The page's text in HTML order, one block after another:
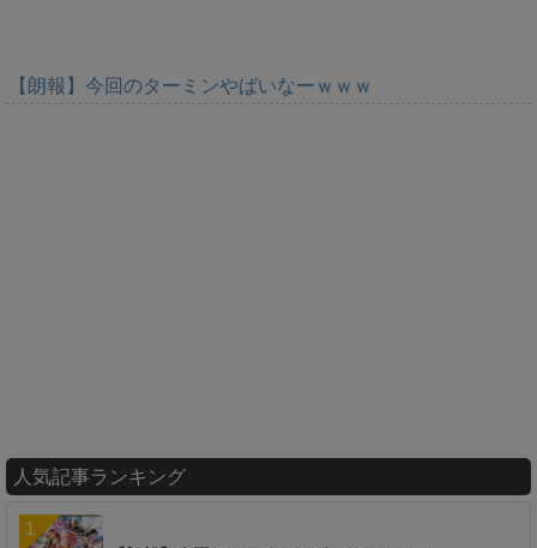
【朗報】今回のターミンやばいなーｗｗｗ
人気記事ランキング